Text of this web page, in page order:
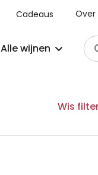
Cadeaus Over
Alle wijnen
Wis